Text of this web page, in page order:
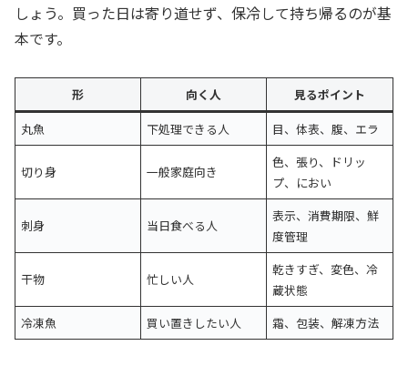
しょう。買った日は寄り道せず、保冷して持ち帰るのが基
本です。
形 向く人
見るポイント
丸魚
下処理できる人 目、体表、腹、エラ
切り身 一般家庭向き
色、張り、ドリッ
プ、におい
刺身 当日食べる人
表示、消費期限、鮮
度管理
干物 忙しい人
乾きすぎ、変色、冷
蔵状態
冷凍魚
買い置きしたい人 霜、包装、解凍方法